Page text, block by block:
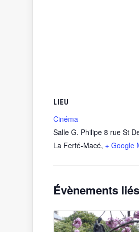
LIEU
Cinéma
Salle G. Philipe 8 rue St
La Ferté-Macé, + Google
Évènements liés